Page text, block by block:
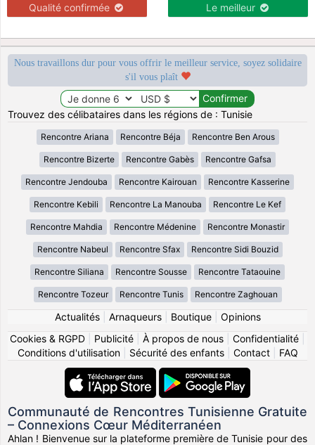
Qualité confirmée Le meilleur
Nous travaillons dur pour vous offrir le meilleur service, soyez solidaire
s'il vous plaît
Trouvez des célibataires dans les régions de : Tunisie
Rencontre Ariana Rencontre Béja Rencontre Ben Arous
Rencontre Bizerte Rencontre Gabès Rencontre Gafsa
Rencontre Jendouba Rencontre Kairouan Rencontre Kasserine
Rencontre Kebili Rencontre La Manouba Rencontre Le Kef
Rencontre Mahdia Rencontre Médenine Rencontre Monastir
Rencontre Nabeul Rencontre Sfax Rencontre Sidi Bouzid
Rencontre Siliana Rencontre Sousse Rencontre Tataouine
Rencontre Tozeur Rencontre Tunis Rencontre Zaghouan
Actualités| Arnaqueurs| Boutique| Opinions
Cookies & RGPD
Publicité À propos de nous Confidentialité
Conditions d'utilisation| Sécurité des enfants| Contact| FAQ
Communauté de Rencontres Tunisienne Gratuite
– Connexions Cœur Méditerranéen
Ahlan ! Bienvenue sur la plateforme première de Tunisie pour des